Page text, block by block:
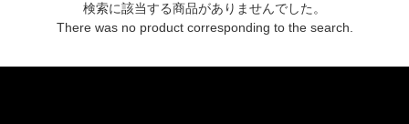
検索に該当する商品がありませんでした。
There was no product corresponding to the search.